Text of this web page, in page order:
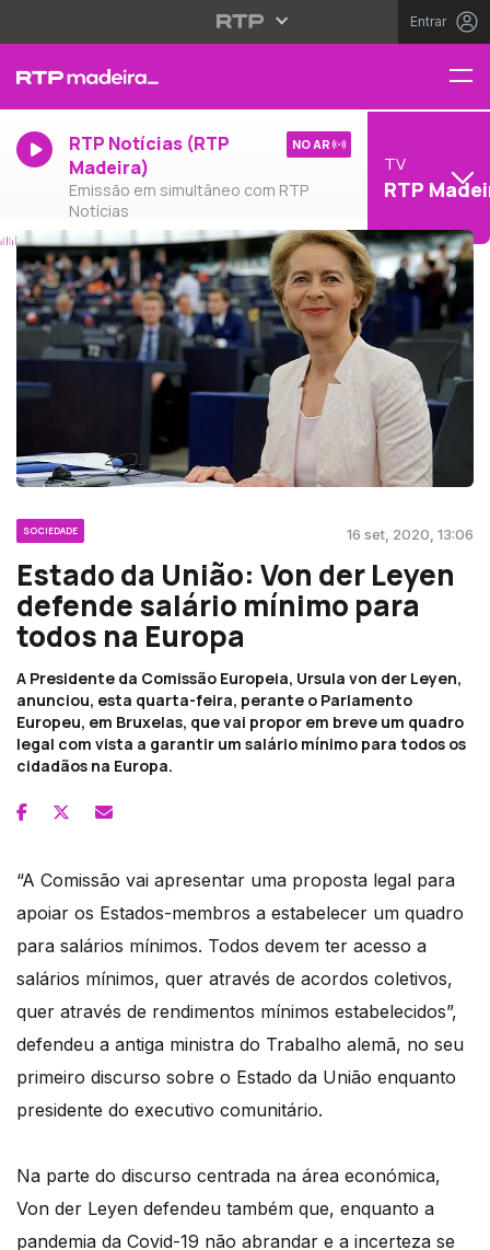
Entrar
RTP Notícias (RTP
Madeira)
Emissão em simultâneo com RTP
Notícias
NO AR
TV
RTP
SOCIEDADE 16 set, 2020, 13:06
Estado da União: Von der Leyen
defende salário mínimo para
todos na Europa
A Presidente da Comissão Europeia, Ursula von der Leyen,
anunciou, esta quarta-feira, perante o Parlamento
Europeu, em Bruxelas, que vai propor em breve um quadro
legal com vista a garantir um salário mínimo para todos os
cidadãos na Europa.
“A Comissão vai apresentar uma proposta legal para
apoiar os Estados-membros a estabelecer um quadro
para salários mínimos. Todos devem ter acesso a
salários mínimos, quer através de acordos coletivos,
quer através de rendimentos mínimos estabelecidos”,
defendeu a antiga ministra do Trabalho alemã, no seu
primeiro discurso sobre o Estado da União enquanto
presidente do executivo comunitário.
Na parte do discurso centrada na área económica,
Von der Leyen defendeu também que, enquanto a
pandemia da Covid-19 não abrandar e a incerteza se